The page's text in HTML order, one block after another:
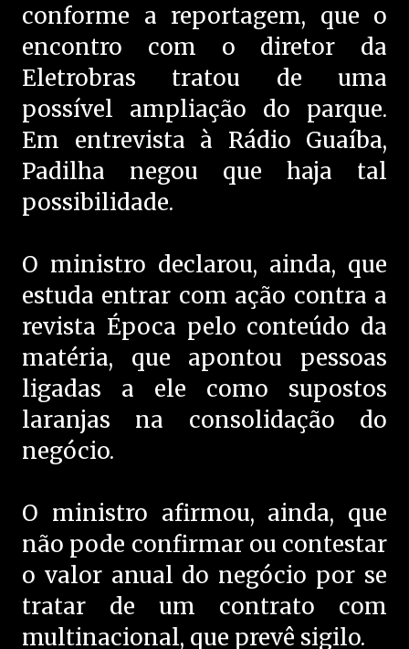
conforme a reportagem, que o
encontro com o diretor da
Eletrobras tratou de uma
possível ampliação do parque.
Em entrevista à Rádio Guaíba,
Padilha negou que haja tal
possibilidade.
O ministro declarou, ainda, que
estuda entrar com ação contra a
revista Época pelo conteúdo da
matéria, que apontou pessoas
ligadas a ele como supostos
laranjas na consolidação do
negócio.
O ministro afirmou, ainda, que
não pode confirmar ou contestar
o valor anual do negócio por se
tratar de um contrato com
multinacional, que prevê sigilo.